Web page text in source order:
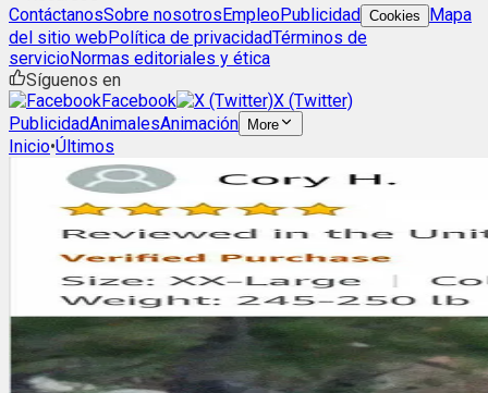
ContáctanosSobre nosotrosEmpleoPublicidad Cookies
Mapa
del sitio webPolítica de privacidadTérminos de
servicioNormas editoriales y ética
Síguenos en
Facebook
X (Twitter)
PublicidadAnimalesAnimación More
Inicio•Últimos